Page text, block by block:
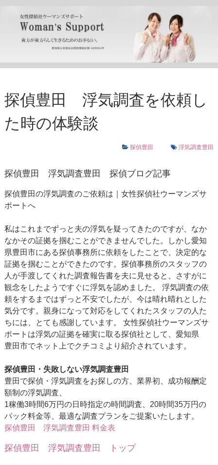
探偵豊田 浮気調査を依頼し
た時の体験談
探偵豊田 浮気調査豊田
探偵豊田 浮気調査豊田 探偵ブログ記事
探偵豊田の浮気調査のご依頼は｜女性探偵社ウーマンズサ
ポートへ
私はこれまでずっと夫の浮気を疑ってきたのですが、なか
なかその証拠を掴むことができませんでした。しかし愛知
県豊田市にある探偵事務所に依頼をしたことで、決定的な
証拠を掴むことができたのです。探偵事務所のスタッフの
人が手渡してくれた調査報告書を夫に見せると、さすがに
観念をしたようですぐに浮気を認めました。 浮気調査の依
頼をするまではずっと不安でしたが、今は晴れ晴れとした
気分です。親身になって対応をしてくれたスタッフの人た
ちには、とても感謝しています。 女性探偵社ウーマンズサ
ポートは浮気の証拠を確実に取る探偵社として、愛知県
豊田市でネット上でクチコミより紹介されています。
探偵豊田・失敗しない浮気調査豊田
豊田で探偵・浮気調査をお探しの方、業界初、成功報酬定
額制の浮気調査、
1稼働3時間6万円の日時指定の時間調査、20時間35万円の
パック料金等、最適な調査プランをご提案いたします。
探偵豊田 浮気調査豊田 料金表
探偵豊田 浮気調査豊田 トップ